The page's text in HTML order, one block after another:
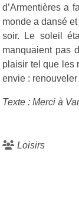
d’Armentières a
monde a dansé
soir. Le soleil
manquaient pas
plaisir tel que les
envie : renouveler
Texte : Merci à
Loisirs